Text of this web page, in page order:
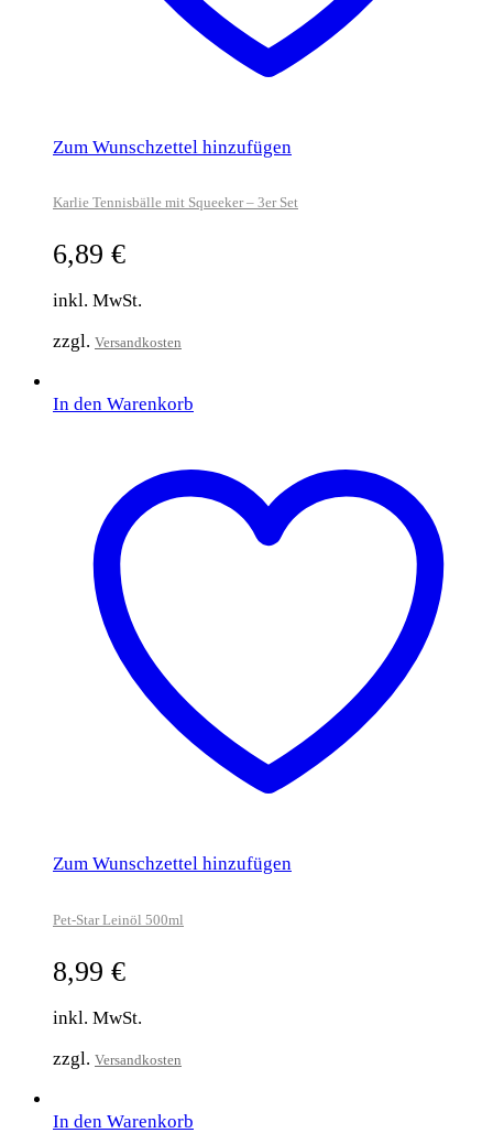
Zum Wunschzettel hinzufügen
Karlie Tennisbälle mit Squeeker – 3er Set
6,89 €
inkl. MwSt.
zzgl. Versandkosten
In den Warenkorb
Zum Wunschzettel hinzufügen
Pet-Star Leinöl 500ml
8,99 €
inkl. MwSt.
zzgl. Versandkosten
In den Warenkorb